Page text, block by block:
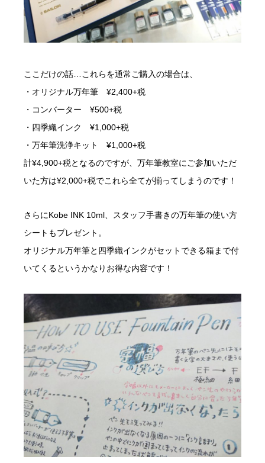
ここだけの話…これらを通常ご購入の場合は、
・オリジナル万年筆 ¥2,400+税
・コンバーター ¥500+税
・四季織インク ¥1,000+税
・万年筆洗浄キット ¥1,000+税
計¥4,900+税となるのですが、万年筆教室にご参加いただ
いた方は¥2,000+税でこれら全てが揃ってしまうのです！
さらにKobe INK 10ml、スタッフ手書きの万年筆の使い方
シートもプレゼント。
オリジナル万年筆と四季織インクがセットできる箱まで付
いてくるというかなりお得な内容です！